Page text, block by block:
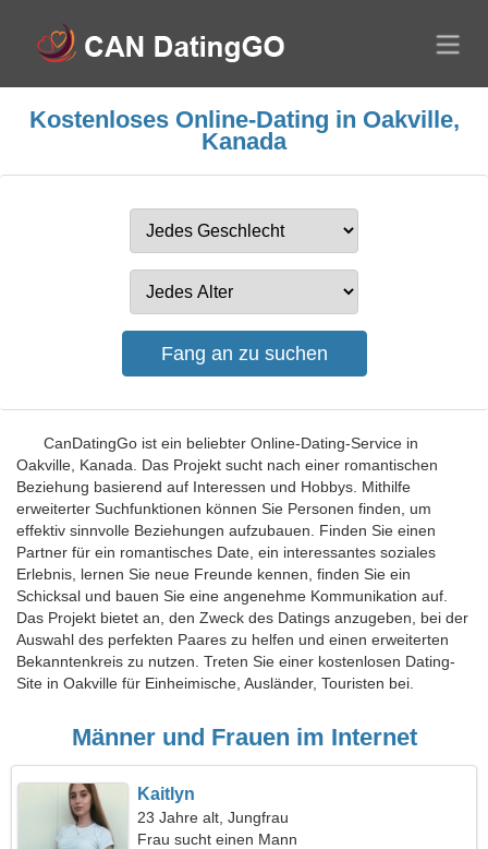
Kostenloses Online-Dating in Oakville,
Kanada
CanDatingGo ist ein beliebter Online-Dating-Service in
Oakville, Kanada. Das Projekt sucht nach einer romantischen
Beziehung basierend auf Interessen und Hobbys. Mithilfe
erweiterter Suchfunktionen können Sie Personen finden, um
effektiv sinnvolle Beziehungen aufzubauen. Finden Sie einen
Partner für ein romantisches Date, ein interessantes soziales
Erlebnis, lernen Sie neue Freunde kennen, finden Sie ein
Schicksal und bauen Sie eine angenehme Kommunikation auf.
Das Projekt bietet an, den Zweck des Datings anzugeben, bei der
Auswahl des perfekten Paares zu helfen und einen erweiterten
Bekanntenkreis zu nutzen. Treten Sie einer kostenlosen Dating-
Site in Oakville für Einheimische, Ausländer, Touristen bei.
Männer und Frauen im Internet
Kaitlyn
23 Jahre alt, Jungfrau
Frau sucht einen Mann